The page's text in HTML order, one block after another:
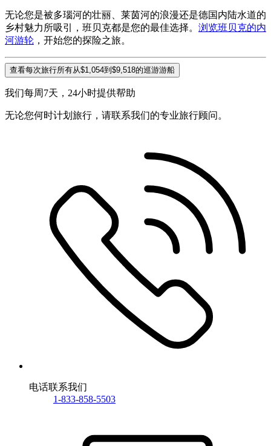
无论您是被多瑙河的壮丽、莱茵河的浪漫还是德国内陆水道的
乡村魅力所吸引，班贝克都是您的最佳选择。 浏览班贝克的内
河游轮 ，开始您的探险之旅。
查看每次旅行所有从$1,054到$9,518的巡游游船
我们每周7天，24小时提供帮助
无论您何时计划旅行，请联系我们的专业旅行顾问。
电话联系我们
1-833-858-5503